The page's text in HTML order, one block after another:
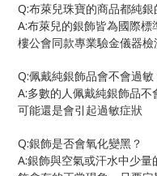
Q:布萊兒珠寶的商品都純銀
A:布萊兒的銀飾皆為國際標
樓公會同款專業驗金儀器檢
Q:佩戴純銀飾品會不會過敏
A:多數的人佩戴純銀飾品
可能還是會引起過敏症狀
Q:銀飾是否會氧化變黑？
A:銀飾與空氣或汗水中少量